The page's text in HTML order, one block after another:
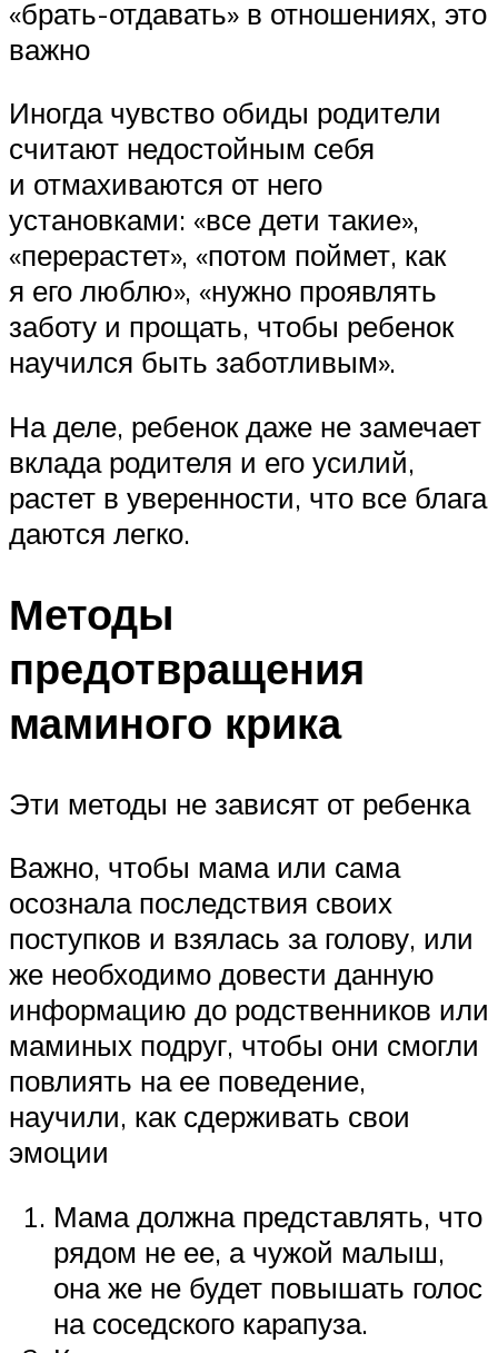
«брать-отдавать» в отношениях, это
важно
Иногда чувство обиды родители
считают недостойным себя
и отмахиваются от него
установками: «все дети такие»,
«перерастет», «потом поймет, как
я его люблю», «нужно проявлять
заботу и прощать, чтобы ребенок
научился быть заботливым».
На деле, ребенок даже не замечает
вклада родителя и его усилий,
растет в уверенности, что все блага
даются легко.
Методы
предотвращения
маминого крика
Эти методы не зависят от ребенка
Важно, чтобы мама или сама
осознала последствия своих
поступков и взялась за голову, или
же необходимо довести данную
информацию до родственников или
маминых подруг, чтобы они смогли
повлиять на ее поведение,
научили, как сдерживать свои
эмоции
Мама должна представлять, что
рядом не ее, а чужой малыш,
она же не будет повышать голос
на соседского карапуза.